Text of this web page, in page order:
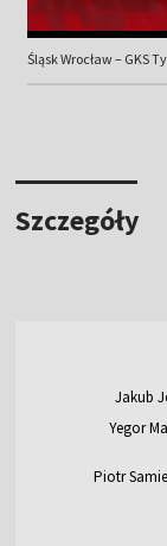
Śląsk Wrocław – GKS
Szczegóły
Jakub
Yegor
Piotr